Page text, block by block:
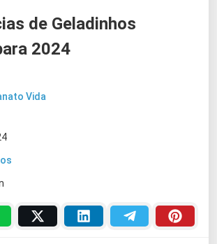
de Geladinhos
2024
Vida